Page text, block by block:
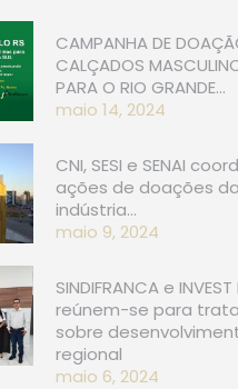
CAMPANHA DE
CALÇADOS
PARA O RIO GRANDE…
maio 14, 2024
CNI, SESI e SENAI
ações de doações da
indústria…
maio 9, 2024
SINDIFRANCA e INVEST
reúnem-se para
sobre
regional
maio 6, 2024